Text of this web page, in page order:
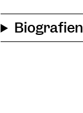
Biografien